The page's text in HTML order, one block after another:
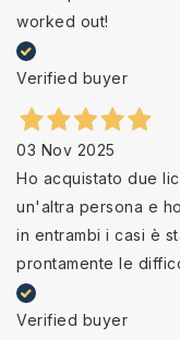
worked out!
Verified buyer
03 Nov 2025
Ho acquistato due
un'altra persona e
in entrambi i casi è
prontamente le
Verified buyer